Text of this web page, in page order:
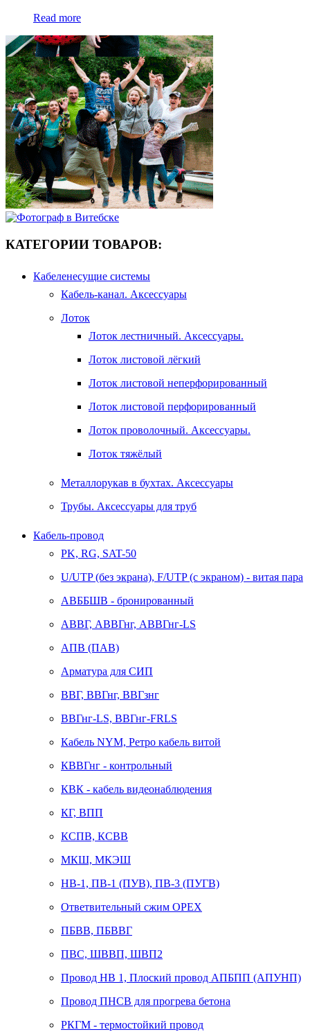
Read more
КАТЕГОРИИ ТОВАРОВ:
Кабеленесущие системы
Кабель-канал. Аксессуары
Лоток
Лоток лестничный. Аксессуары.
Лоток листовой лёгкий
Лоток листовой неперфорированный
Лоток листовой перфорированный
Лоток проволочный. Аксессуары.
Лоток тяжёлый
Металлорукав в бухтах. Аксессуары
Трубы. Аксессуары для труб
Кабель-провод
PK, RG, SAT-50
U/UTP (без экрана), F/UTP (с экраном) - витая пара
АВББШВ - бронированный
АВВГ, АВВГнг, АВВГнг-LS
АПВ (ПАВ)
Арматура для СИП
ВВГ, ВВГнг, ВВГзнг
ВВГнг-LS, ВВГнг-FRLS
Кабель NYM, Ретро кабель витой
КВВГнг - контрольный
КВК - кабель видеонаблюдения
КГ, ВПП
КСПВ, КСВВ
МКШ, МКЭШ
НВ-1, ПВ-1 (ПУВ), ПВ-3 (ПУГВ)
Ответвительный сжим ОРЕХ
ПБВВ, ПБВВГ
ПВС, ШВВП, ШВП2
Провод НВ 1, Плоский провод АПБПП (АПУНП)
Провод ПНСВ для прогрева бетона
РКГМ - термостойкий провод